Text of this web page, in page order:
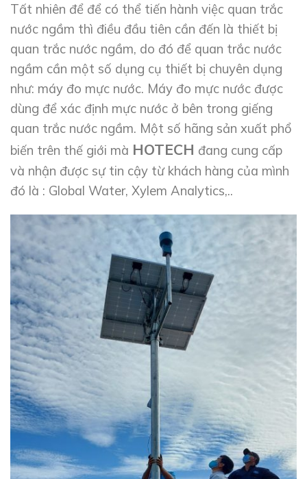
Tất nhiên để để có thể tiến hành việc quan trắc
nước ngầm thì điều đầu tiên cần đến là thiết bị
quan trắc nước ngầm, do đó để quan trắc nước
ngầm cần một số dụng cụ thiết bị chuyên dụng
như: máy đo mực nước. Máy đo mực nước được
dùng để xác định mực nước ở bên trong giếng
quan trắc nước ngầm. Một số hãng sản xuất phổ
biến trên thế giới mà HOTECH đang cung cấp
và nhận được sự tin cậy từ khách hàng của mình
đó là : Global Water, Xylem Analytics,..